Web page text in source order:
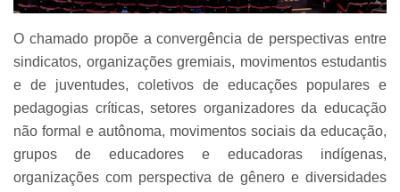
O chamado propõe a convergência de perspectivas entre
sindicatos, organizações gremiais, movimentos estudantis
e de juventudes, coletivos de educações populares e
pedagogias críticas, setores organizadores da educação
não formal e autônoma, movimentos sociais da educação,
grupos de educadores e educadoras indígenas,
organizações com perspectiva de gênero e diversidades